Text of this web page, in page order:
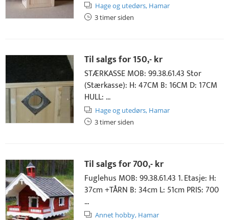
Hage og utedørs, Hamar
3 timer siden
Til salgs for150,- kr
STÆRKASSE MOB: 99.38.61.43 Stor
(Stærkasse): H: 47CM B: 16CM D: 17CM
HULL: ...
Hage og utedørs, Hamar
3 timer siden
Til salgs for700,- kr
Fuglehus MOB: 99.38.61.43 1. Etasje: H:
37cm +TÅRN B: 34cm L: 51cm PRIS: 700
...
Annet hobby, Hamar